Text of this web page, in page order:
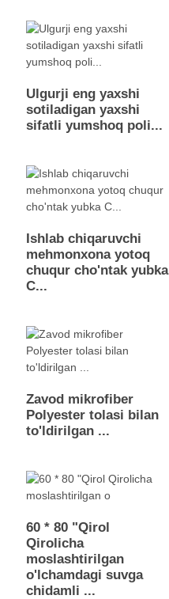
Ulgurji eng yaxshi
sotiladigan yaxshi
sifatli yumshoq poli...
Ishlab chiqaruvchi
mehmonxona yotoq
chuqur cho'ntak yubka
C...
Zavod mikrofiber
Polyester tolasi bilan
to'ldirilgan ...
60 * 80 "Qirol
Qirolicha
moslashtirilgan
o'lchamdagi suvga
chidamli ...